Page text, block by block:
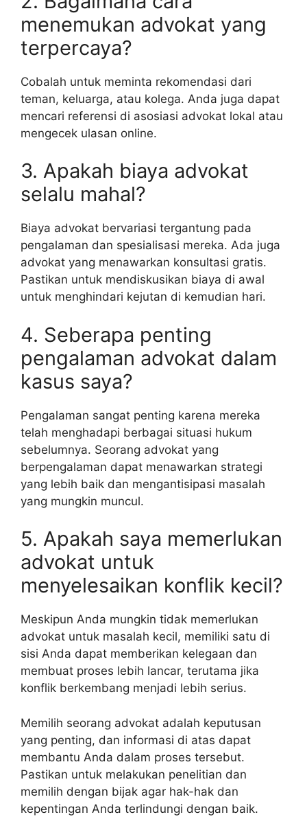
menemukan advokat yang
terpercaya?
Cobalah untuk meminta rekomendasi dari
teman, keluarga, atau kolega. Anda juga dapat
mencari referensi di asosiasi advokat lokal atau
mengecek ulasan online.
3. Apakah biaya advokat
selalu mahal?
Biaya advokat bervariasi tergantung pada
pengalaman dan spesialisasi mereka. Ada juga
advokat yang menawarkan konsultasi gratis.
Pastikan untuk mendiskusikan biaya di awal
untuk menghindari kejutan di kemudian hari.
4. Seberapa penting
pengalaman advokat dalam
kasus saya?
Pengalaman sangat penting karena mereka
telah menghadapi berbagai situasi hukum
sebelumnya. Seorang advokat yang
berpengalaman dapat menawarkan strategi
yang lebih baik dan mengantisipasi masalah
yang mungkin muncul.
5. Apakah saya memerlukan
advokat untuk
menyelesaikan konflik kecil?
Meskipun Anda mungkin tidak memerlukan
advokat untuk masalah kecil, memiliki satu di
sisi Anda dapat memberikan kelegaan dan
membuat proses lebih lancar, terutama jika
konflik berkembang menjadi lebih serius.
Memilih seorang advokat adalah keputusan
yang penting, dan informasi di atas dapat
membantu Anda dalam proses tersebut.
Pastikan untuk melakukan penelitian dan
memilih dengan bijak agar hak-hak dan
kepentingan Anda terlindungi dengan baik.